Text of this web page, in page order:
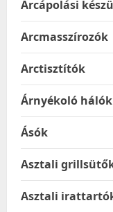
Arcápolási
Arcmasszírozók
Arctisztítók
Árnyékoló hálók
Ásók
Asztali
Asztali